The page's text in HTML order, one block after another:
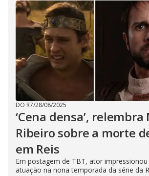
DO R7/28/08/2025
‘Cena densa’,
Ribeiro sobre a morte
em Reis
Em postagem de TBT, ator
atuação na nona temporada da série da